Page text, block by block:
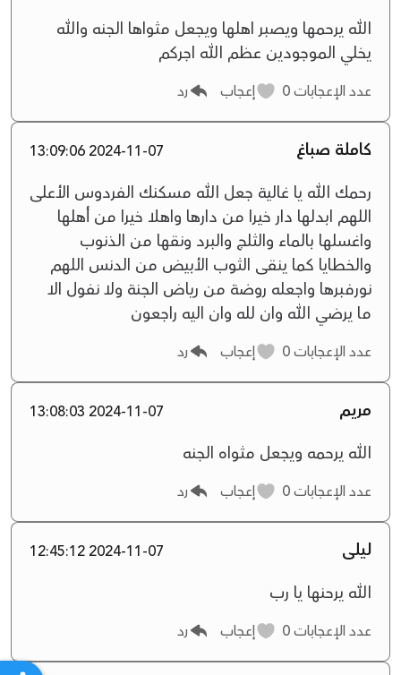
الله يرحمها ويصبر اهلها ويجعل مثواها الجنه والله
يخلي الموجودين عظم الله اجركم
عدد الإعجابات إعجاب رد
كاملة صباغ 2024-11-07 13:09:06
رحمك الله يا غالية جعل الله مسكنك الفردوس الأعلى
اللهم ابدلها دار خيرا من دارها واهلا خيرا من أهلها
واغسلها بالماء والثلج والبرد ونقها من الذنوب
والخطايا كما ينقى الثوب الأبيض من الدنس اللهم
نورفبرها واجعله روضة من رياض الجنة ولا نفول الا
ما يرضي الله وان لله وان اليه راجعون
عدد الإعجابات إعجاب رد
مريم 2024-11-07 13:08:03
الله يرحمه ويجعل مثواه الجنه
عدد الإعجابات إعجاب رد
ليلى 2024-11-07 12:45:12
الله يرحنها يا رب
عدد الإعجابات إعجاب رد